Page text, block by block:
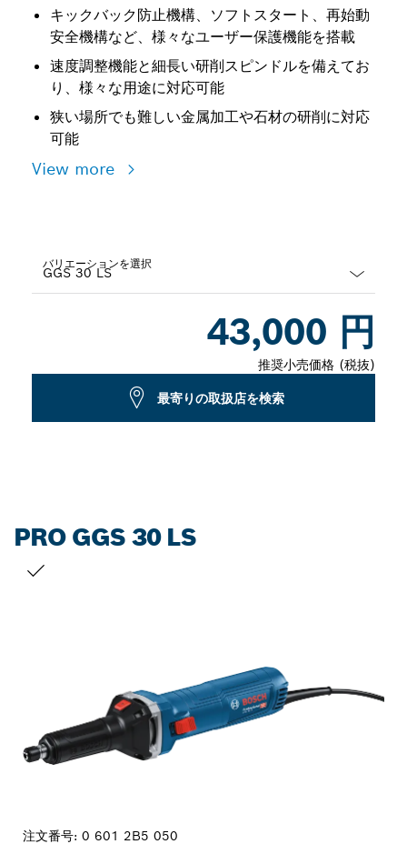
キックバック防止機構、ソフトスタート、再始動
安全機構など、様々なユーザー保護機能を搭載
速度調整機能と細長い研削スピンドルを備えてお
り、様々な用途に対応可能
狭い場所でも難しい金属加工や石材の研削に対応
可能
View more
バリエーションを選択
43,000 円
推奨小売価格 (税抜)
最寄りの取扱店を検索
PRO GGS 30 LS
注文番号: 0 601 2B5 050